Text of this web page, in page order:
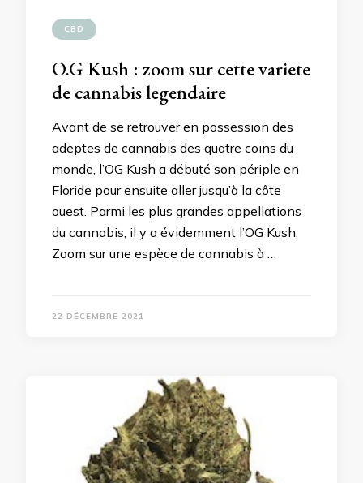
CBD
O.G Kush : zoom sur cette variete
de cannabis legendaire
Avant de se retrouver en possession des
adeptes de cannabis des quatre coins du
monde, l’OG Kush a débuté son périple en
Floride pour ensuite aller jusqu’à la côte
ouest. Parmi les plus grandes appellations
du cannabis, il y a évidemment l’OG Kush.
Zoom sur une espèce de cannabis à …
22 DÉCEMBRE 2021